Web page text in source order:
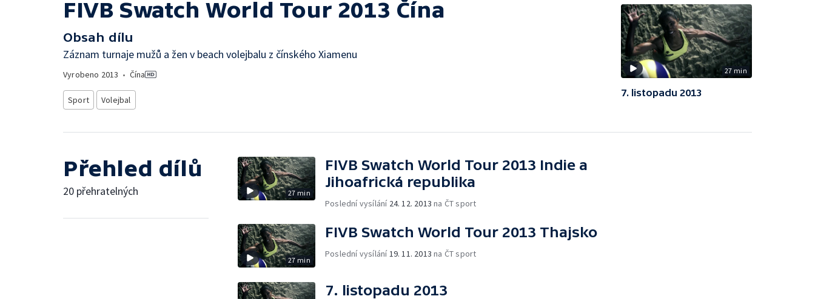
FIVB Swatch World Tour 2013 Čína
Obsah dílu
Záznam turnaje mužů a žen v beach volejbalu z čínského Xiamenu
Vyrobeno 2013 • Čína
Sport Volejbal
27 min
7. listopadu 2013
Přehled dílů
20 přehratelných 27 min
FIVB Swatch World Tour 2013 Indie a
Jihoafrická republika
Poslední vysílání 24. 12. 2013 na ČT sport
27 min
FIVB Swatch World Tour 2013 Thajsko
Poslední vysílání 19. 11. 2013 na ČT sport
7. listopadu 2013